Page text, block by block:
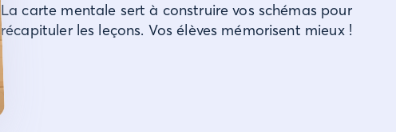
La carte mentale sert à construire vos schémas pour
récapituler les leçons. Vos élèves mémorisent mieux !